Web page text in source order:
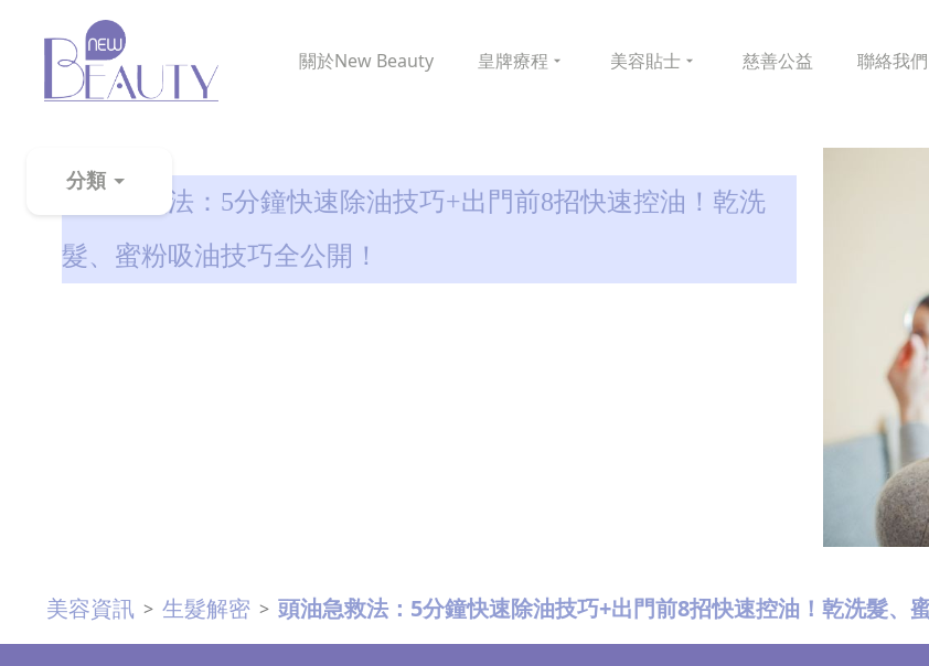
關於New Beauty 皇牌療程 美容貼士 慈善公益 聯絡我們
分類
粉
刺
眼
袋
頭油急救法：5分鐘快速除油技巧+出門前8招快速控油！乾洗
髮、蜜粉吸油技巧全公開！
美容資訊 > 生髮解密 > 頭油急救法：5分鐘快速除油技巧+出門前8招快速控油！乾洗髮、